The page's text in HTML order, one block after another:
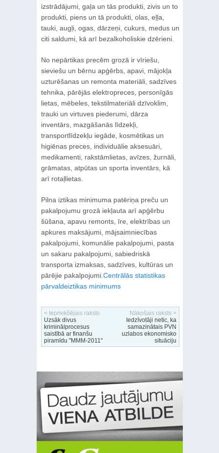
izstrādājumi, gaļa un tās produkti, zivis un to
produkti, piens un tā produkti, olas, eļļa,
tauki, augļi, ogas, dārzeņi, cukurs, medus un
citi saldumi, kā arī bezalkoholiskie dzērieni.
No nepārtikas precēm grozā ir vīriešu,
sieviešu un bērnu apģērbs, apavi, mājokļa
uzturēšanas un remonta materiāli, sadzīves
tehnika, pārējās elektropreces, personīgās
lietas, mēbeles, tekstilmateriāli dzīvoklim,
trauki un virtuves piederumi, dārza
inventārs, mazgāšanās līdzekļi,
transportlīdzekļu iegāde, kosmētikas un
higiēnas preces, individuālie aksesuāri,
medikamenti, rakstāmlietas, avīzes, žurnāli,
grāmatas, atpūtas un sporta inventārs, kā
arī rotaļlietas.
Pilna iztikas minimuma patēriņa preču un
pakalpojumu grozā iekļauta arī apģērbu
šūšana, apavu remonts, īre, elektrības un
apkures maksājumi, mājsaimniecības
pakalpojumi, komunālie pakalpojumi, pasta
un sakaru pakalpojumi, sabiedriskā
transporta izmaksas, sadzīves, kultūras un
pārējie pakalpojumi. Centrālās statistikas
pārvaldeiztikas minimums
< Iepriekšējais raksts
Uzsāk divus
kriminālprocesus
saistībā ar finanšu
piramīdu "MMM-2011"
Nākošais raksts >
Iedzīvotāji netic, ka
samazinātais PVN
uzlabos ekonomisko
situāciju